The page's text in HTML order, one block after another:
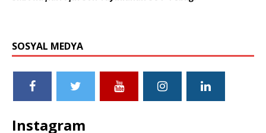
SOSYAL MEDYA
Instagram